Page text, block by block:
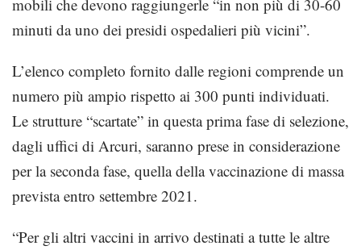
mobili che devono raggiungerle “in non più di 30-60
minuti da uno dei presidi ospedalieri più vicini”.
L’elenco completo fornito dalle regioni comprende un
numero più ampio rispetto ai 300 punti individuati.
Le strutture “scartate” in questa prima fase di selezione,
dagli uffici di Arcuri, saranno prese in considerazione
per la seconda fase, quella della vaccinazione di massa
prevista entro settembre 2021.
“Per gli altri vaccini in arrivo destinati a tutte le altre